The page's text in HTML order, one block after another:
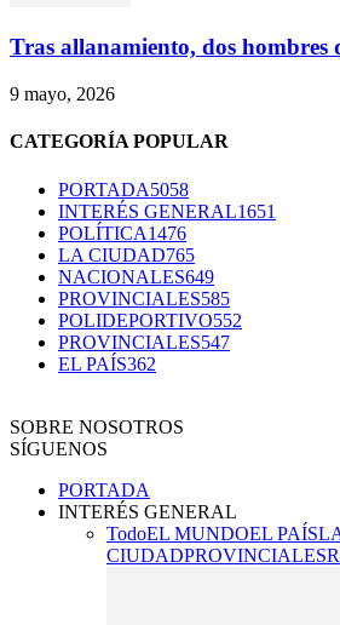
Tras allanamiento, dos hombres
9 mayo, 2026
CATEGORÍA POPULAR
PORTADA5058
INTERÉS GENERAL1651
POLÍTICA1476
LA CIUDAD765
NACIONALES649
PROVINCIALES585
POLIDEPORTIVO552
PROVINCIALES547
EL PAÍS362
SOBRE NOSOTROS
SÍGUENOS
PORTADA
INTERÉS GENERAL
TodoEL MUNDOEL PAÍS
CIUDADPROVINCIALES